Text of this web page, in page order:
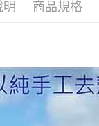
明 商品規格